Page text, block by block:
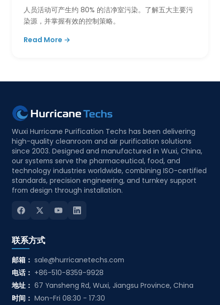
人员活动可产生约 80% 的洁净室污染。了解五大主要污
染源，并掌握有效的控制策略。
Read More →
Wuxi Hurricane Purification Techs has been delivering
high-quality cleanroom and air purification solutions
since 2003. Designed and manufactured in Wuxi, China,
our systems serve the pharmaceutical, food, and
technology industries worldwide, combining ISO-certified
standards, precision engineering, and turnkey support
from design through installation.
联系方式
邮箱： sale@hurricanetechs.com
电话： +86-510-8359-9928
地址： 67 Yansheng Rd, Wuxi, Jiangsu Province, China
时间： Mon-Fri 08:30 - 17:30